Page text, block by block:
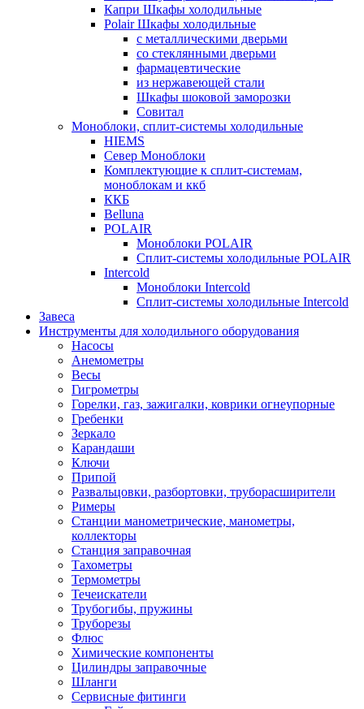
Капри Шкафы холодильные
Polair Шкафы холодильные
с металлическими дверьми
со стеклянными дверьми
фармацевтические
из нержавеющей стали
Шкафы шоковой заморозки
Совитал
Моноблоки, сплит-системы холодильные
HIEMS
Север Моноблоки
Комплектующие к сплит-системам,
моноблокам и ккб
ККБ
Belluna
POLAIR
Моноблоки POLAIR
Сплит-системы холодильные POLAIR
Intercold
Моноблоки Intercold
Сплит-системы холодильные Intercold
Завеса
Инструменты для холодильного оборудования
Насосы
Анемометры
Весы
Гигрометры
Горелки, газ, зажигалки, коврики огнеупорные
Гребенки
Зеркало
Карандаши
Ключи
Припой
Развальцовки, разбортовки, труборасширители
Римеры
Станции манометрические, манометры,
коллекторы
Станция заправочная
Тахометры
Термометры
Течеискатели
Трубогибы, пружины
Труборезы
Флюс
Химические компоненты
Цилиндры заправочные
Шланги
Сервисные фитинги